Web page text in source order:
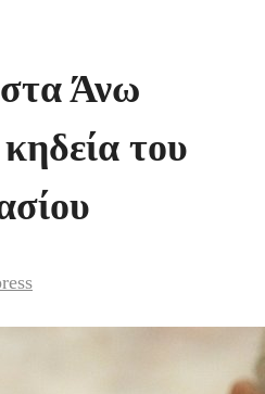
Άνω
του